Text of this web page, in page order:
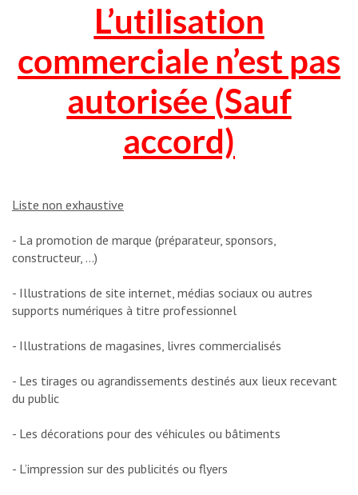
L’utilisation
commerciale n’est pas
autorisée (Sauf
accord)
Liste non exhaustive
- La promotion de marque (préparateur, sponsors,
constructeur, …)
- Illustrations de site internet, médias sociaux ou autres
supports numériques à titre professionnel
- Illustrations de magasines, livres commercialisés
- Les tirages ou agrandissements destinés aux lieux recevant
du public
- Les décorations pour des véhicules ou bâtiments
- L’impression sur des publicités ou flyers